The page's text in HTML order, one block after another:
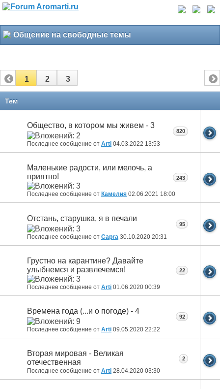
Общение на свободные темы
1 2 3
Тем
Общество, в котором мы живем - 3
Последнее сообщение от Arti 04.03.2022 13:53
820
Маленькие радости, или мелочь, а
приятно!
Последнее сообщение от Камелия 02.06.2021 18:00
243
Отстань, старушка, я в печали
Последнее сообщение от Capra 30.10.2020 20:31
95
Грустно на карантине? Давайте
улыбнемся и развлечемся!
Последнее сообщение от Arti 01.06.2020 00:39
22
Времена года (...и о погоде) - 4
Последнее сообщение от Arti 09.05.2020 22:22
92
Вторая мировая - Великая
отечественная
Последнее сообщение от Arti 28.04.2020 03:30
2